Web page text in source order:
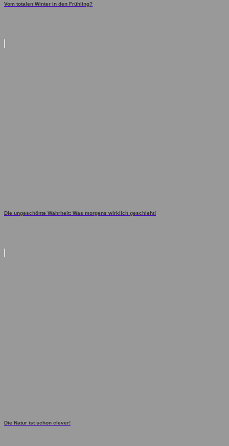
Vom totalen Winter in den Frühling?
Die ungeschönte Wahrheit: Was morgens wirklich geschieht!
Die Natur ist schon clever!